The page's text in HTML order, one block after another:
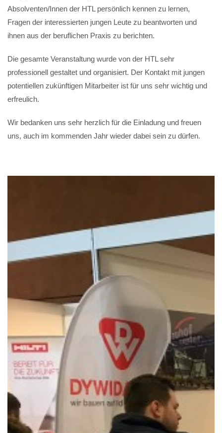
Absolventen/Innen der HTL persönlich kennen zu lernen,
Fragen der interessierten jungen Leute zu beantworten und
ihnen aus der beruflichen Praxis zu berichten.
Die gesamte Veranstaltung wurde von der HTL sehr
professionell gestaltet und organisiert. Der Kontakt mit jungen
potentiellen zukünftigen Mitarbeiter ist für uns sehr wichtig und
erfreulich.
Wir bedanken uns sehr herzlich für die Einladung und freuen
uns, auch im kommenden Jahr wieder dabei sein zu dürfen.